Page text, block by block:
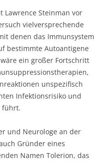
Lawrence Steinman vor
vielversprechende
denen das Immunsystem
bestimmte Autoantigene
ein großer Fortschritt
unspezifisch
Infektionsrisiko und
führt.
und Neurologe an der
Gründer eines
Namen Tolerion, das